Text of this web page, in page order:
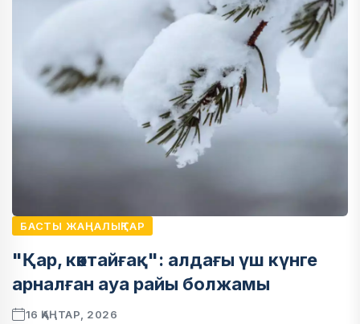
БАСТЫ ЖАҢАЛЫҚТАР
"Қар, көктайғақ": алдағы үш күнге
арналған ауа райы болжамы
16 ҚАҢТАР, 2026